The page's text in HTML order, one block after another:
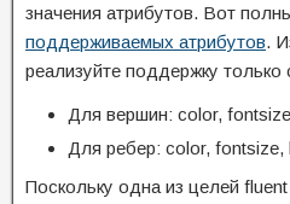
значения атрибутов. Вот
поддерживаемых атрибутов.
реализуйте поддержку
Для вершин: color,
Для ребер: color, fontsize,
Поскольку одна из целей